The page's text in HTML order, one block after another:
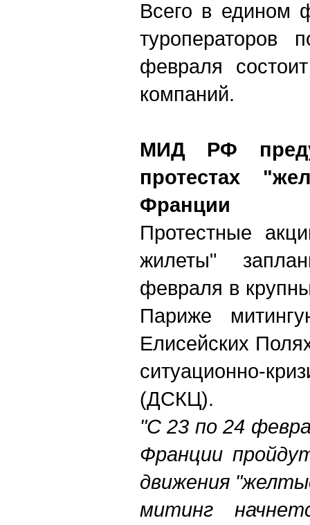
Всего в едином
туроператоров
февраля
компаний.
МИД РФ
протестах
Франции
Протестные
жилеты"
февраля в
Париже
Елисейских
ситуационно-
(ДСКЦ).
"С 23 по 24
Франции
движения
митинг